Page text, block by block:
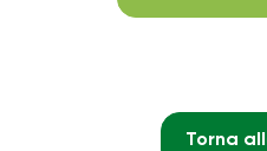
Torna